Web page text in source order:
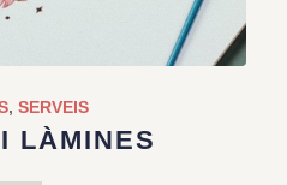
, SERVEIS
LÀMINES